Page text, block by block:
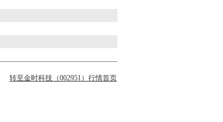
转至金时科技（002951）行情首页